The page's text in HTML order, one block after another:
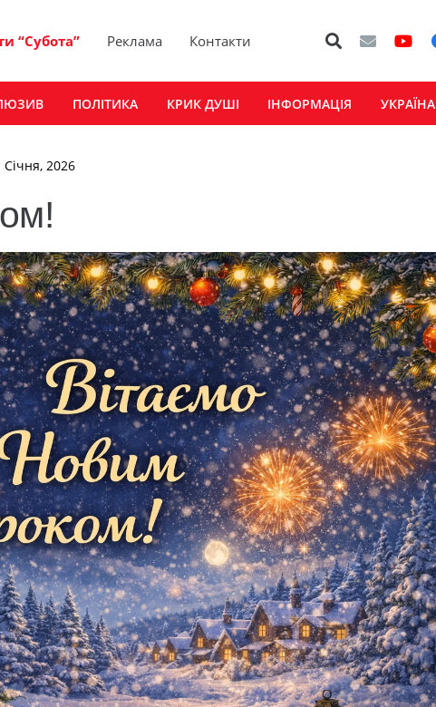
“Субота” Реклама Контакти
ПОЛІТИКА КРИК ДУШІ ІНФОРМАЦІЯ УКРАЇНА
2026